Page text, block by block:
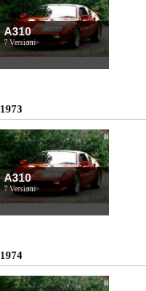
A310
7 Versioni
1973
A310
7 Versioni
1974